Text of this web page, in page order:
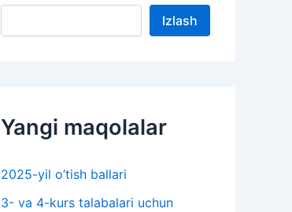
Izlash
Yangi maqolalar
2025-yil o’tish ballari
3- va 4-kurs talabalari uchun